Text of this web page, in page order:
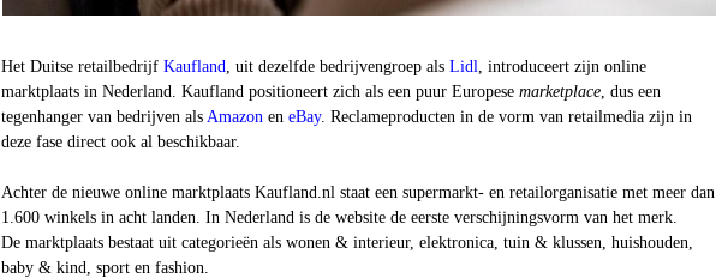
Het Duitse retailbedrijf Kaufland, uit dezelfde bedrijvengroep als Lidl, introduceert zijn online
marktplaats in Nederland. Kaufland positioneert zich als een puur Europese marketplace, dus een
tegenhanger van bedrijven als Amazon en eBay. Reclameproducten in de vorm van retailmedia zijn in
deze fase direct ook al beschikbaar.
Achter de nieuwe online marktplaats Kaufland.nl staat een supermarkt- en retailorganisatie met meer dan
1.600 winkels in acht landen. In Nederland is de website de eerste verschijningsvorm van het merk.
De marktplaats bestaat uit categorieën als wonen & interieur, elektronica, tuin & klussen, huishouden,
baby & kind, sport en fashion.